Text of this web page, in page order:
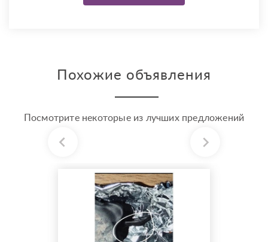
Похожие объявления
Посмотрите некоторые из лучших предложений